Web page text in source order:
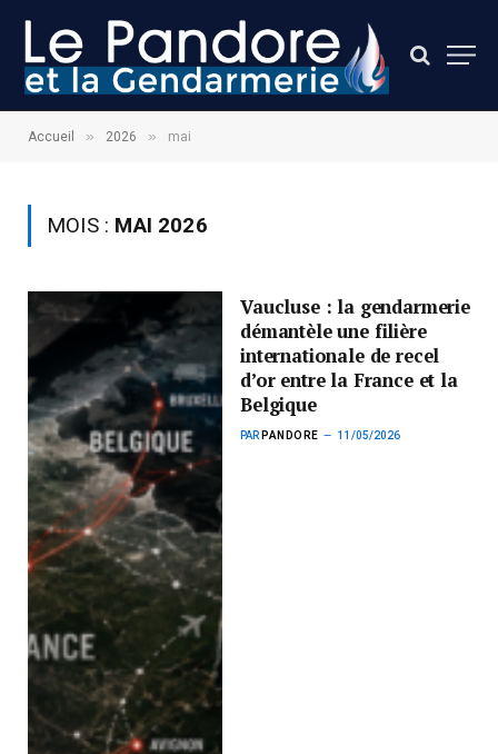
Accueil » 2026 » mai
MOIS : MAI 2026
Vaucluse : la gendarmerie
démantèle une filière
internationale de recel
d’or entre la France et la
Belgique
PAR PANDORE 11/05/2026